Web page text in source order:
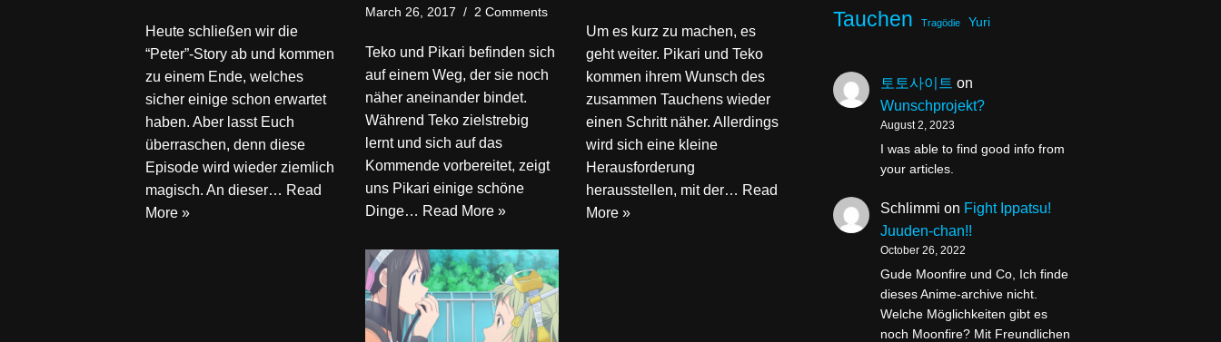
Heute schließen wir die
“Peter”-Story ab und kommen
zu einem Ende, welches
sicher einige schon erwartet
haben. Aber lasst Euch
überraschen, denn diese
Episode wird wieder ziemlich
magisch. An dieser… Read
More »
March 26, 2017
2 Comments
Teko und Pikari befinden sich
auf einem Weg, der sie noch
näher aneinander bindet.
Während Teko zielstrebig
lernt und sich auf das
Kommende vorbereitet, zeigt
uns Pikari einige schöne
Dinge… Read More »
Um es kurz zu machen, es
geht weiter. Pikari und Teko
kommen ihrem Wunsch des
zusammen Tauchens wieder
einen Schritt näher. Allerdings
wird sich eine kleine
Herausforderung
herausstellen, mit der… Read
More »
Tauchen Tragödie Yuri
토토사이트 on
Wunschprojekt?
August 2, 2023
I was able to find good info from
your articles.
Schlimmi on Fight Ippatsu!
Juuden-chan!!
October 26, 2022
Gude Moonfire und Co, Ich finde
dieses Anime-archive nicht.
Welche Möglichkeiten gibt es
noch Moonfire? Mit Freundlichen